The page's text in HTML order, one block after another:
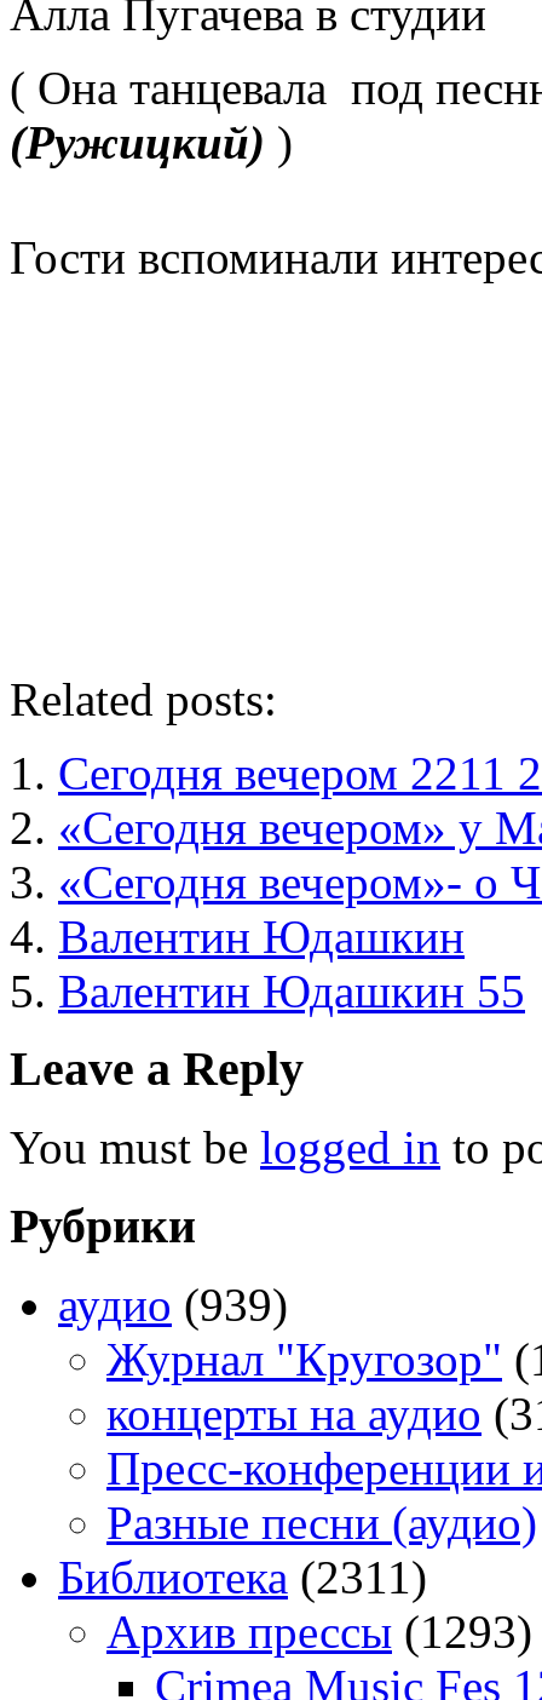
Алла Пугачева в студии
( Она танцевала под
(Ружицкий) )
Гости вспоминали
Related posts:
Сегодня вечером 2211
«Сегодня вечером» у
«Сегодня вечером»- о
Валентин Юдашкин
Валентин Юдашкин 55
Leave a Reply
You must be logged in to
Рубрики
аудио (939)
Журнал "Кругозор"
концерты на аудио
Пресс-конференции
Разные песни (аудио)
Библиотека (2311)
Архив прессы (1293)
Crimea Music Fes